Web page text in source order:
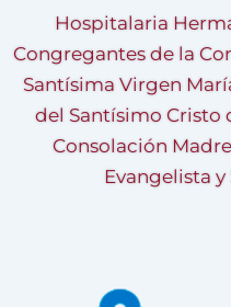
Hospitalaria
Congregantes de la
Santísima Virgen
del Santísimo Cristo
Consolación
Evangelista y